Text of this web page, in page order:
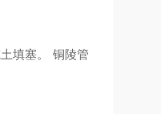
填塞。 铜陵管